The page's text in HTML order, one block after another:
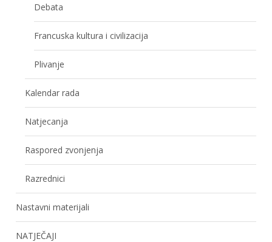
Debata
Francuska kultura i civilizacija
Plivanje
Kalendar rada
Natjecanja
Raspored zvonjenja
Razrednici
Nastavni materijali
NATJEČAJI